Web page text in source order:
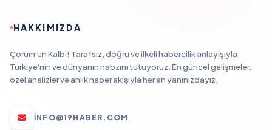
HAKKIMIZDA
Çorum'un Kalbi! Tarafsız, doğru ve ilkeli habercilik anlayışıyla
Türkiye'nin ve dünyanın nabzını tutuyoruz. En güncel gelişmeler,
özel analizler ve anlık haber akışıyla her an yanınızdayız.
INFO@19HABER.COM